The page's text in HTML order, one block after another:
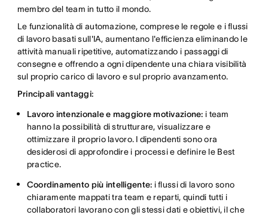
membro del team in tutto il mondo.
Le funzionalità di automazione, comprese le regole e i flussi
di lavoro basati sull'IA, aumentano l'efficienza eliminando le
attività manuali ripetitive, automatizzando i passaggi di
consegne e offrendo a ogni dipendente una chiara visibilità
sul proprio carico di lavoro e sul proprio avanzamento.
Principali vantaggi:
Lavoro intenzionale e maggiore motivazione: i team
hanno la possibilità di strutturare, visualizzare e
ottimizzare il proprio lavoro. I dipendenti sono ora
desiderosi di approfondire i processi e definire le Best
practice.
Coordinamento più intelligente: i flussi di lavoro sono
chiaramente mappati tra team e reparti, quindi tutti i
collaboratori lavorano con gli stessi dati e obiettivi, il che